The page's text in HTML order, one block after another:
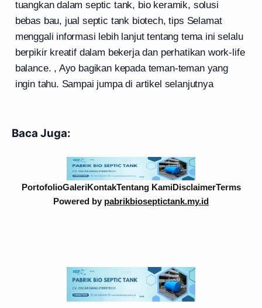
tuangkan dalam septic tank, bio keramik, solusi
bebas bau, jual septic tank biotech, tips Selamat
menggali informasi lebih lanjut tentang tema ini selalu
berpikir kreatif dalam bekerja dan perhatikan work-life
balance. , Ayo bagikan kepada teman-teman yang
ingin tahu. Sampai jumpa di artikel selanjutnya
Baca Juga:
PortofolioGaleriKontakTentang KamiDisclaimerTerms
Powered by pabrikbioseptictank.my.id